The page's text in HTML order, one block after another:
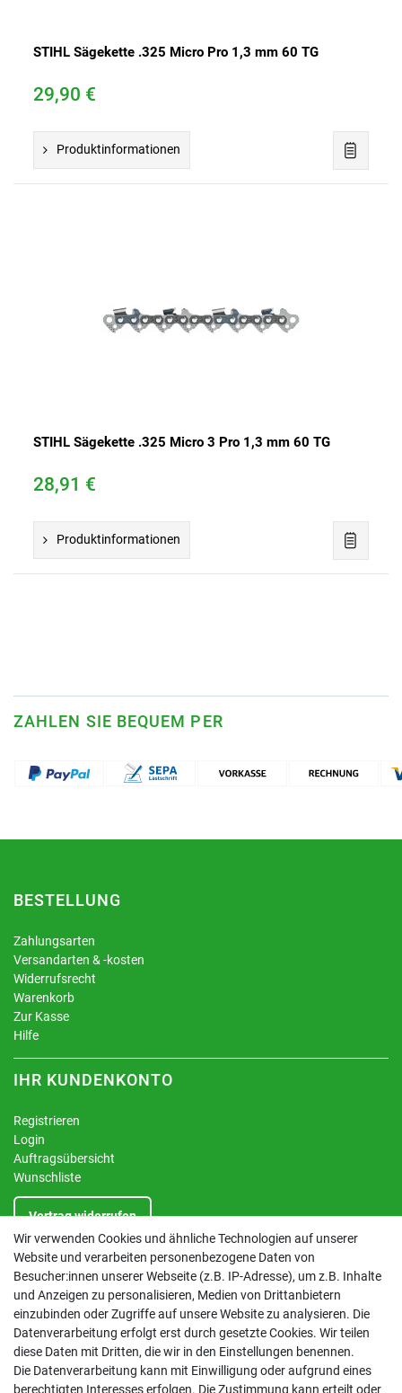
STIHL Sägekette .325 Micro Pro 1,3 mm 60 TG
29,90 €
Produktinformationen
STIHL Sägekette .325 Micro 3 Pro 1,3 mm 60 TG
28,91 €
Produktinformationen
ZAHLEN SIE BEQUEM PER
BESTELLUNG
Zahlungsarten
Versandarten & -kosten
Widerrufsrecht
Warenkorb
Zur Kasse
Hilfe
IHR KUNDENKONTO
Registrieren
Login
Auftragsübersicht
Wunschliste
Vertrag widerrufen
INFORMATIONEN
Kontakt
Datenschutzerklärung
AGB
Impressum
Barrierefreiheitserklärung
Wir verwenden Cookies und ähnliche Technologien auf unserer
Website und verarbeiten personenbezogene Daten von
Besucher:innen unserer Webseite (z.B. IP-Adresse), um z.B. Inhalte
und Anzeigen zu personalisieren, Medien von Drittanbietern
einzubinden oder Zugriffe auf unsere Website zu analysieren. Die
Datenverarbeitung erfolgt erst durch gesetzte Cookies. Wir teilen
diese Daten mit Dritten, die wir in den Einstellungen benennen.
Die Datenverarbeitung kann mit Einwilligung oder aufgrund eines
berechtigten Interesses erfolgen. Die Zustimmung kann erteilt oder